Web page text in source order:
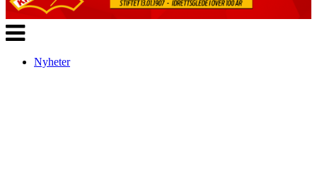
Veksle
navigasjon
Nyheter